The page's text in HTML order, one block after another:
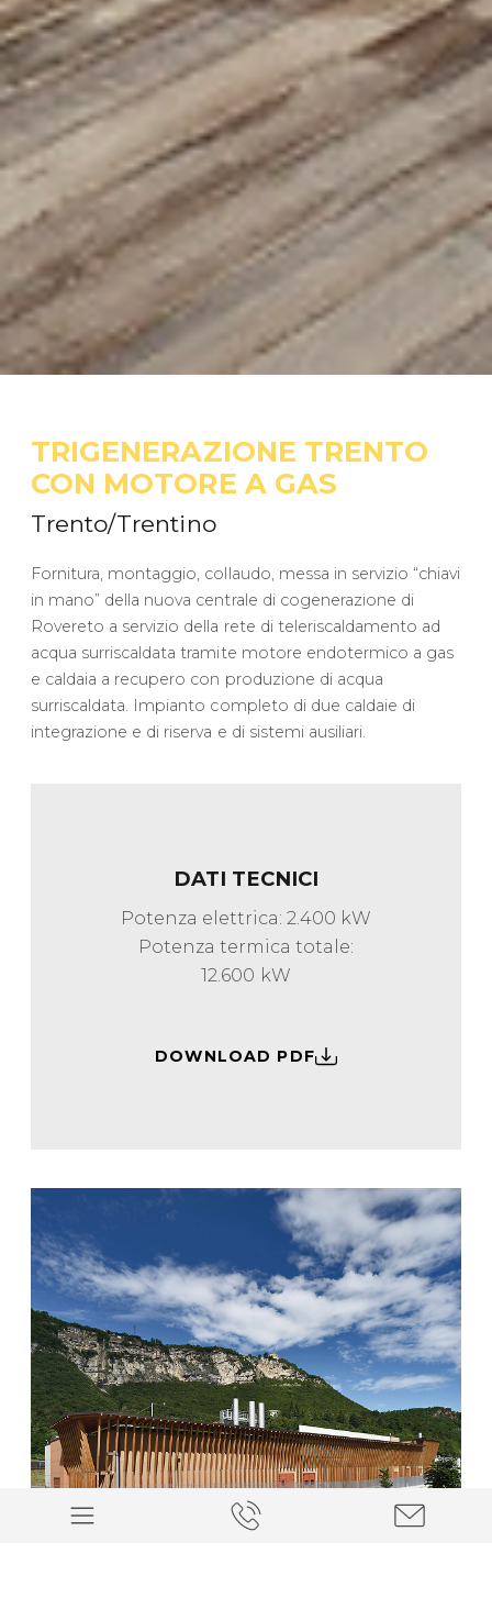
TRIGENERAZIONE TRENTO
CON MOTORE A GAS
Trento/Trentino
Fornitura, montaggio, collaudo, messa in servizio “chiavi
in mano” della nuova centrale di cogenerazione di
Rovereto a servizio della rete di teleriscaldamento ad
acqua surriscaldata tramite motore endotermico a gas
e caldaia a recupero con produzione di acqua
surriscaldata. Impianto completo di due caldaie di
integrazione e di riserva e di sistemi ausiliari.
DATI TECNICI
Potenza elettrica: 2.400 kW
Potenza termica totale:
12.600 kW
DOWNLOAD PDF